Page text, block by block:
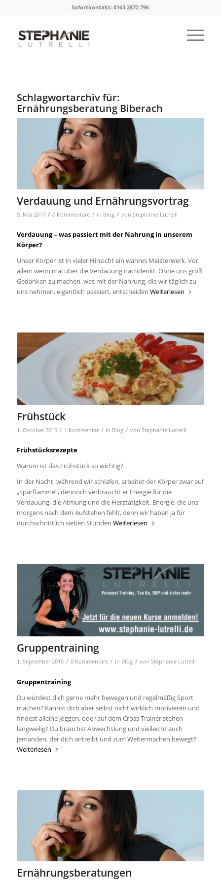
Sofortkontakt: 0163 2872 796
Schlagwortarchiv für:
Ernährungsberatung Biberach
Verdauung und Ernährungsvortrag
9. Mai 2017 / 0 Kommentare / in Blog / von Stephanie Lutrelli
Verdauung – was passiert mit der Nahrung in unserem
Körper?
Unser Körper ist in vieler Hinsicht ein wahres Meisterwerk. Vor
allem wenn mal über die Verdauung nachdenkt. Ohne uns groß
Gedanken zu machen, was mit der Nahrung, die wir täglich zu
uns nehmen, eigentlich passiert, entscheiden Weiterlesen
Frühstück
1. Oktober 2015 / 1 Kommentar / in Blog / von Stephanie Lutrelli
Frühstücksrezepte
Warum ist das Frühstück so wichtig?
In der Nacht, während wir schlafen, arbeitet der Körper zwar auf
„Sparflamme“, dennoch verbraucht er Energie für die
Verdauung, die Atmung und die Herztätigkeit. Energie, die uns
morgens nach dem Aufstehen fehlt, denn wir haben ja für
durchschnittlich sieben Stunden Weiterlesen
Gruppentraining
1. September 2015 / 0 Kommentare / in Blog / von Stephanie Lutrelli
Gruppentraining
Du würdest dich gerne mehr bewegen und regelmäßig Sport
machen? Kannst dich aber selbst nicht wirklich motivieren und
findest alleine Joggen, oder auf dem Cross Trainer stehen
langweilig? Du brauchst Abwechslung und vielleicht auch
jemanden, der dich antreibt und zum Weitermachen bewegt?
Weiterlesen
Ernährungsberatungen